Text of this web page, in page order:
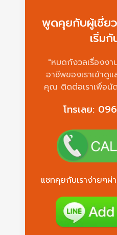
พูดคุยกับผู้เชี่ย
เริ่มกั
"หมดกังวลเรื่องงา
อาชีพของเราเข้าดู
คุณ ติดต่อเราเพื่อนั
โทรเลย:
แชทคุยกับเราง่ายๆผ่